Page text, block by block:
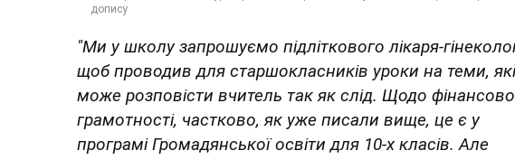
"Ми у школу запрошуємо підліткового лікаря-
щоб проводив для старшокласників уроки на теми,
може розповісти вчитель так як слід. Щодо
грамотності, частково, як уже писали вище, це є у
програмі Громадянської освіти для 10-х класів. Але